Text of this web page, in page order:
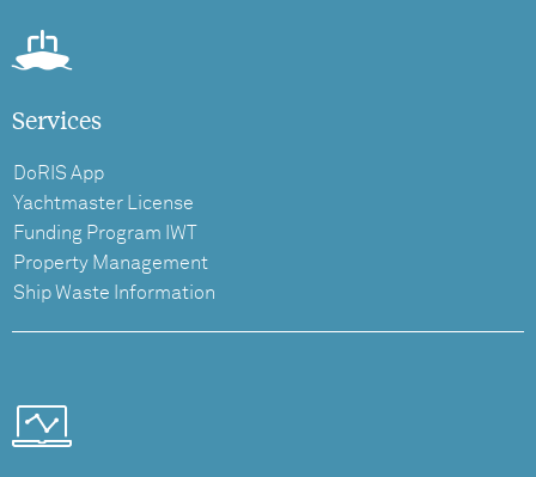
Services
DoRIS App
Yachtmaster License
Funding Program IWT
Property Management
Ship Waste Information